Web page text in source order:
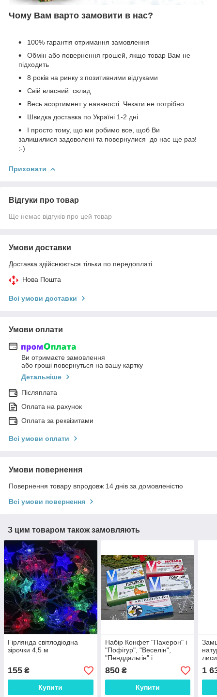
Чому Вам варто замовити в нас?
100% гарантія отримання замовлення
Обмін або повернення грошей, якщо товар Вам не
підходить
8 років на ринку з позитивними відгуками
Свій власний склад
Весь асортимент у наявності. Чекати не потрібно
Швидка доставка по Україні 1-2 дні
І просто тому, що ми робимо все, щоб Ви
залишилися задоволені та повернулися до нас ще раз!
:-)
Приховати
Відгуки про товар
Ще немає відгуків про цей товар
Умови доставки
Доставка здійснюється тільки по передоплаті.
Нова Пошта
Всі умови доставки
Умови оплати
Ви отримаєте замовлення
або гроші повернуться на вашу картку
Детальніше
Післяплата
Оплата на рахунок
Оплата за реквізитами
Всі умови оплати
Умови повернення
Повернення товару впродовж 14 днів за домовленістю
Всі умови повернення
З цим товаром також замовляють
Гірлянда світлодіодна
зірочки 4,5 м
155 ₴
Купити
Набір Конфет "Пахерон" і
"Пофігур", "Веселін",
"Пенддальгін" і
850₴
Купити
1